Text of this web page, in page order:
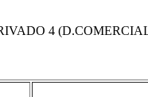
4